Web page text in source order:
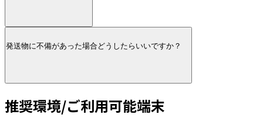
発送物に不備があった場合どうしたらいいですか？
推奨環境/ご利用可能端末